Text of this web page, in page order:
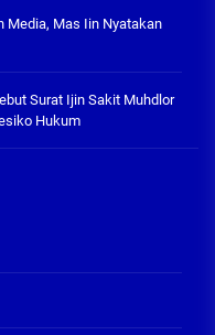
Media, Mas Iin Nyatakan
Surat Ijin Sakit Muhdlor
Hukum